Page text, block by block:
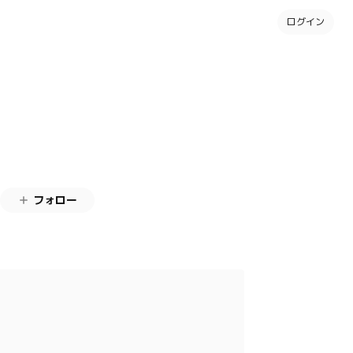
ログイン
フォロー